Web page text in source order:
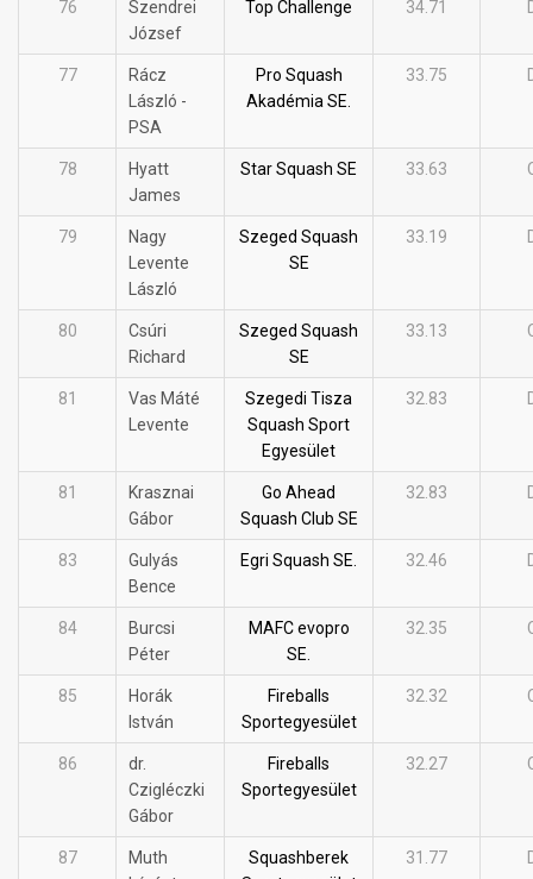
76
Szendrei
József
Top Challenge 34.71
77
Rácz
László -
PSA
Pro Squash
Akadémia SE.
33.75
78
Hyatt
James
Star Squash SE 33.63
79
Nagy
Levente
László
Szeged Squash
SE
33.19
80
Csúri
Richard
Szeged Squash
SE
33.13
81
Vas Máté
Levente
Szegedi Tisza
Squash Sport
Egyesület
32.83
81
Krasznai
Gábor
Go Ahead
Squash Club SE
32.83
83
Gulyás
Bence
Egri Squash SE. 32.46
84
Burcsi
Péter
MAFC evopro
SE.
32.35
85
Horák
István
Fireballs
Sportegyesület
32.32
86
dr.
Czigléczki
Gábor
Fireballs
Sportegyesület
32.27
87
Muth
Squashberek
31.77